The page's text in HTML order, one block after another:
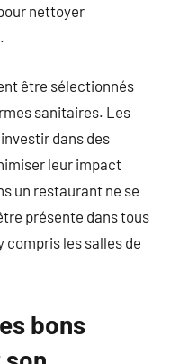
nettoyer
être sélectionnés
sanitaires. Les
dans des
leur impact
un restaurant ne se
présente dans tous
compris les salles de
bons